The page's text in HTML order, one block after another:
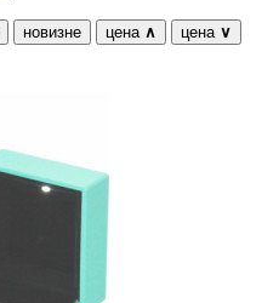
новизне цена ∧ цена ∨